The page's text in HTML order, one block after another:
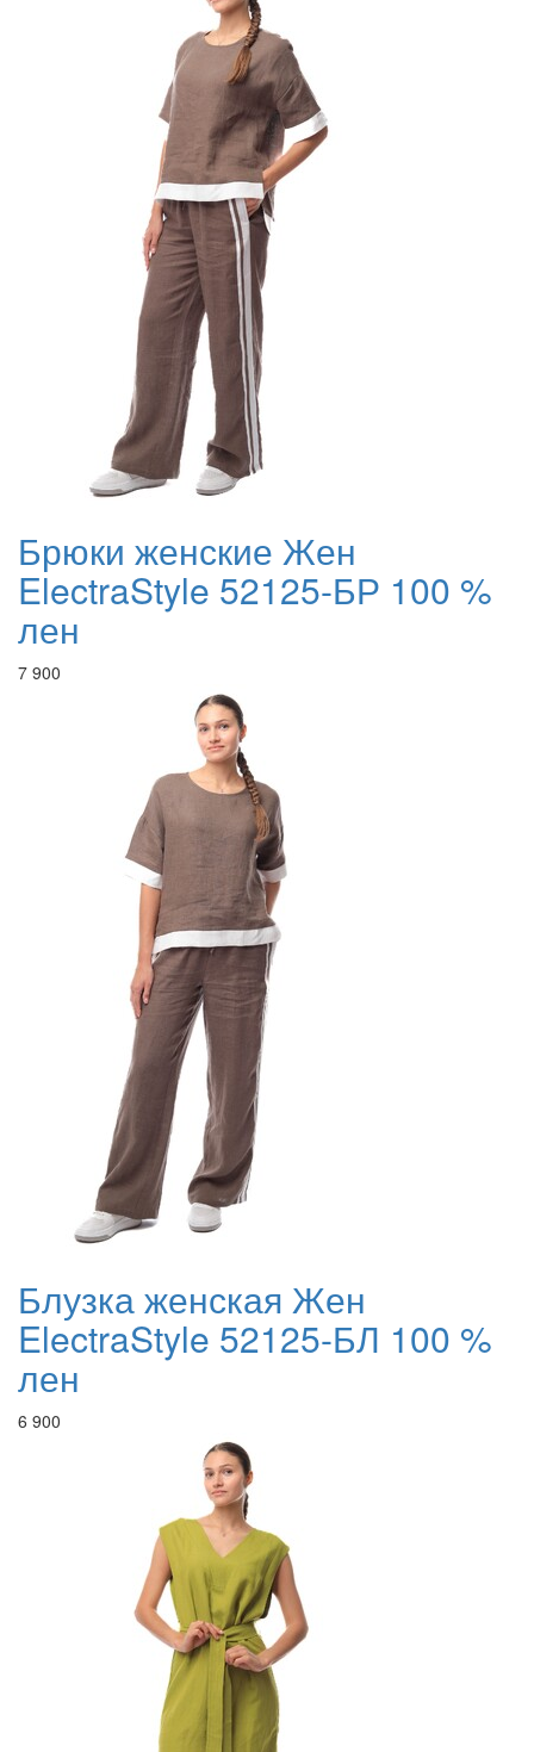
Брюки женские Жен
ElectraStyle 52125-БР 100 %
лен
7 900
Блузка женская Жен
ElectraStyle 52125-БЛ 100 %
лен
6 900